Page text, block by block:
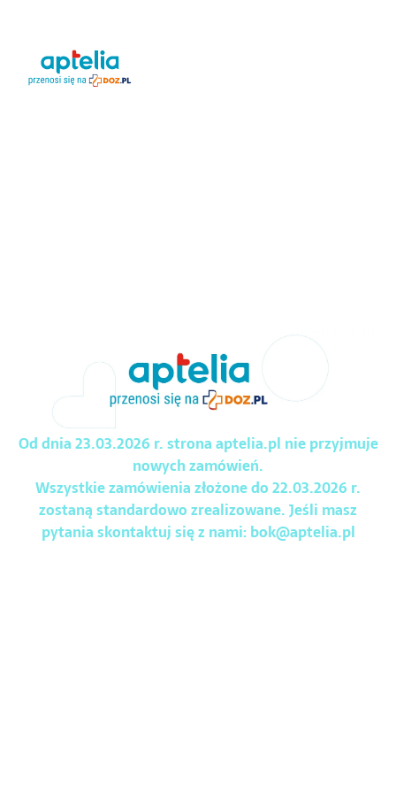
Od dnia 23.03.2026 r. strona aptelia.pl nie przyjmuje
nowych zamówień.
Wszystkie zamówienia złożone do 22.03.2026 r.
zostaną standardowo zrealizowane. Jeśli masz
pytania skontaktuj się z nami:bok@aptelia.pl